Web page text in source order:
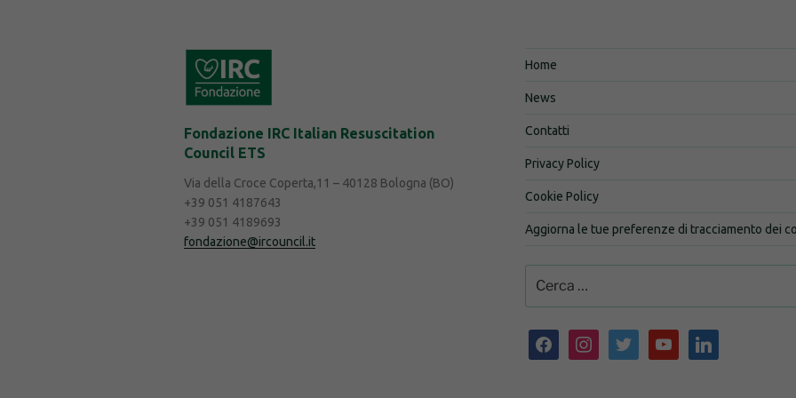
Fondazione IRC Italian Resuscitation
Council ETS
Via della Croce Coperta,11 – 40128 Bologna (BO)
+39 051 4187643
+39 051 4189693
fondazione@ircouncil.it
Home
News
Contatti
Privacy Policy
Cookie Policy
Aggiorna le tue preferenze di tracciamento dei
facebookinstagramtwitter youtube linkedin